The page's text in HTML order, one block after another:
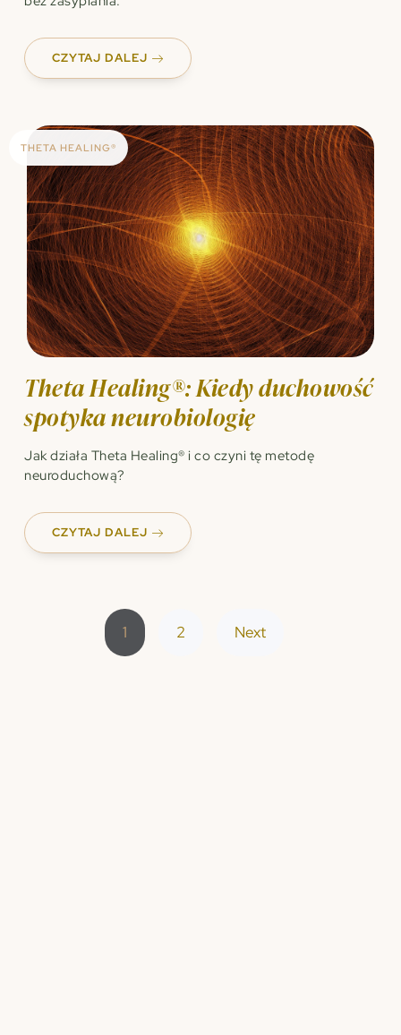
CZYTAJ DALEJ
THETA HEALING®
Theta Healing®: Kiedy duchowość
spotyka neurobiologię
Jak działa Theta Healing® i co czyni tę metodę
neuroduchową?
CZYTAJ DALEJ
1 2 Next